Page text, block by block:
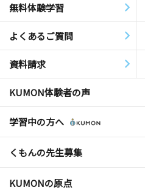
無料体験学習
よくあるご質問
資料請求
KUMON体験者の声
学習中の方へ
くもんの先生募集
KUMONの原点